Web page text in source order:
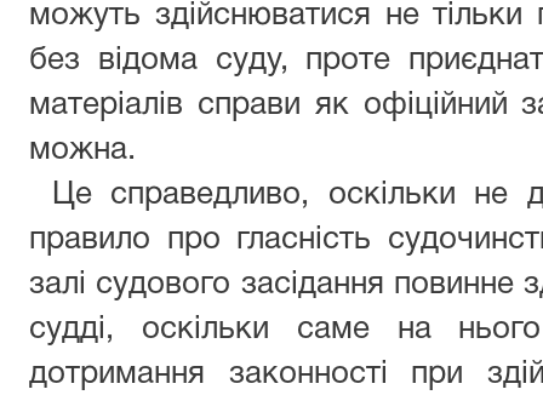
можуть здійснюватися не тільки
без відома суду, проте
матеріалів справи як офіційний
можна.
Це справедливо, оскільки не
правило про гласність
залі судового засідання повинне
судді, оскільки саме на
дотримання законності при